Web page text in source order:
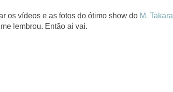
os vídeos e as fotos do ótimo show do M. Takara
me lembrou. Então aí vai.